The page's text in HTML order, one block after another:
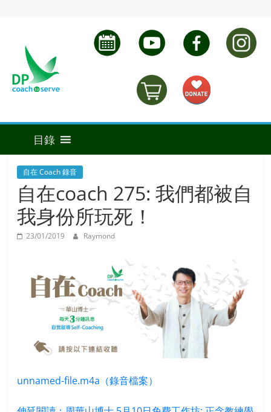
自在 Coach 錄音
自在coach 275: 我們都被自
我身份所玩死！
23/01/2019 Raymond
unnamed-file.m4a（錄音檔案）